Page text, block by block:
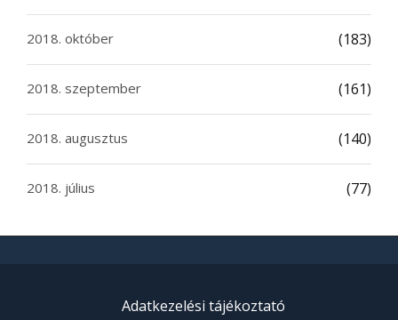
2018. október (183)
2018. szeptember (161)
2018. augusztus (140)
2018. július (77)
Adatkezelési tájékoztató